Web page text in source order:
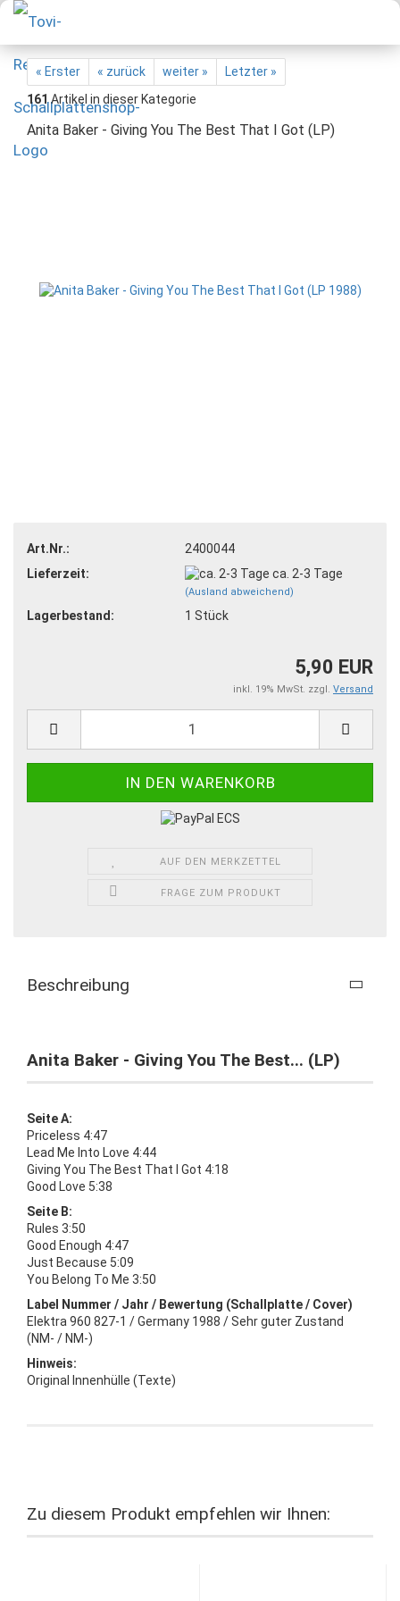
« Erster « zurück weiter »
Letzter »
161Artikel in dieser Kategorie
Anita Baker - Giving You The Best That I Got (LP)
Art.Nr.:
2400044
Lieferzeit:
ca. 2-3 Tage
(Ausland abweichend)
Lagerbestand: 1 Stück
5,90 EUR
inkl. 19% MwSt. zzgl. Versand
AUF DEN MERKZETTEL
FRAGE ZUM PRODUKT
Beschreibung
Anita Baker - Giving You The Best... (LP)
Seite A:
Priceless 4:47
Lead Me Into Love 4:44
Giving You The Best That I Got 4:18
Good Love 5:38
Seite B:
Rules 3:50
Good Enough 4:47
Just Because 5:09
You Belong To Me 3:50
Label Nummer / Jahr / Bewertung (Schallplatte / Cover)
Elektra 960 827-1 / Germany 1988 / Sehr guter Zustand
(NM- / NM-)
Hinweis:
Original Innenhülle (Texte)
Zu diesem Produkt empfehlen wir Ihnen: